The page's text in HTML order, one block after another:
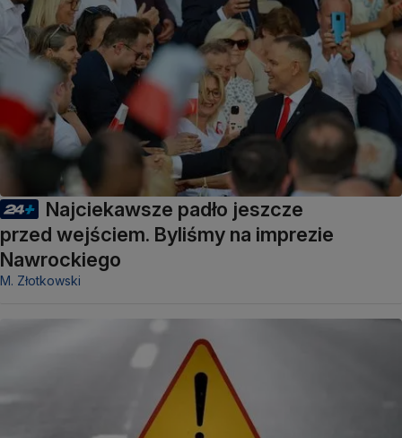
Najciekawsze padło jeszcze
przed wejściem. Byliśmy na imprezie
Nawrockiego
M. Złotkowski